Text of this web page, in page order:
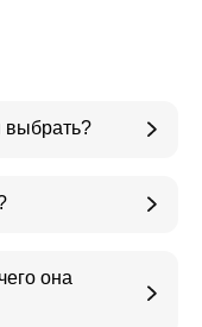
выбрать?
она